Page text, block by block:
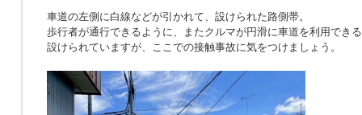
車道の左側に白線などが引かれて、設けられた路側帯。
歩行者が通行できるように、またクルマが円滑に車道を利用でき
設けられていますが、ここでの接触事故に気をつけましょう。